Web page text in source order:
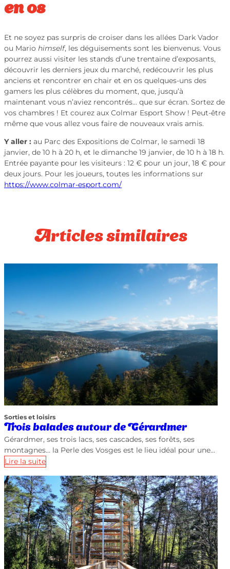
en os
Et ne soyez pas surpris de croiser dans les allées Dark Vador
ou Mario himself, les déguisements sont les bienvenus. Vous
pourrez aussi visiter les stands d’une trentaine d’exposants,
découvrir les derniers jeux du marché, redécouvrir les plus
anciens et rencontrer en chair et en os quelques-uns des
gamers les plus célèbres du moment, que, jusqu’à
maintenant vous n’aviez rencontrés… que sur écran. Sortez de
vos chambres ! Et courez aux Colmar Esport Show ! Peut-être
même que vous allez vous faire de nouveaux vrais amis.
Y aller : au Parc des Expositions de Colmar, le samedi 18
janvier, de 10 h à 20 h, et le dimanche 19 janvier, de 10 h à 18 h.
Entrée payante pour les visiteurs : 12 € pour un jour, 18 € pour
deux jours. Pour les joueurs, toutes les informations sur
https://www.colmar-esport.com/
Articles similaires
Sorties et loisirs
Trois balades autour de Gérardmer
Gérardmer, ses trois lacs, ses cascades, ses forêts, ses
montagnes… la Perle des Vosges est le lieu idéal pour une…
Lire la suite